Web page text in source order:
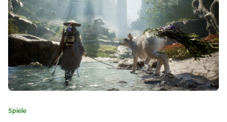
X
b
o
x
:
:
K
Spiele